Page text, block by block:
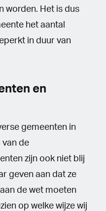
worden. Het is dus
het aantal
in duur van
en
gemeenten in
de
zijn ook niet blij
geven aan dat ze
de wet moeten
op welke wijze wij